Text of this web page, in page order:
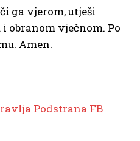
ga vjerom, utješi
obranom vječnom. Po
Amen.
Podstrana FB